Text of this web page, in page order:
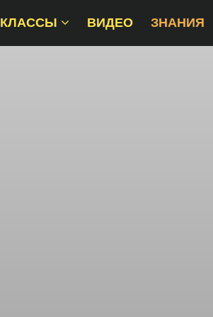
КЛАССЫ ВИДЕО ЗНАНИЯ